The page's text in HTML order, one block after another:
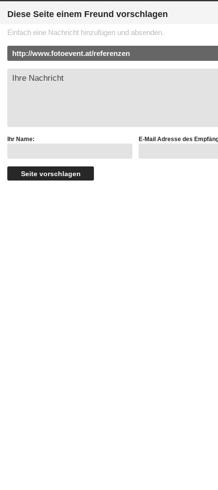
Diese Seite einem Freund vorschlagen
Einfach eine Nachricht hinzufügen und absenden.
Ihr Name: E-Mail Adresse des